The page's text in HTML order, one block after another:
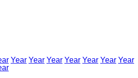
Year Year Year Year Year Year Year